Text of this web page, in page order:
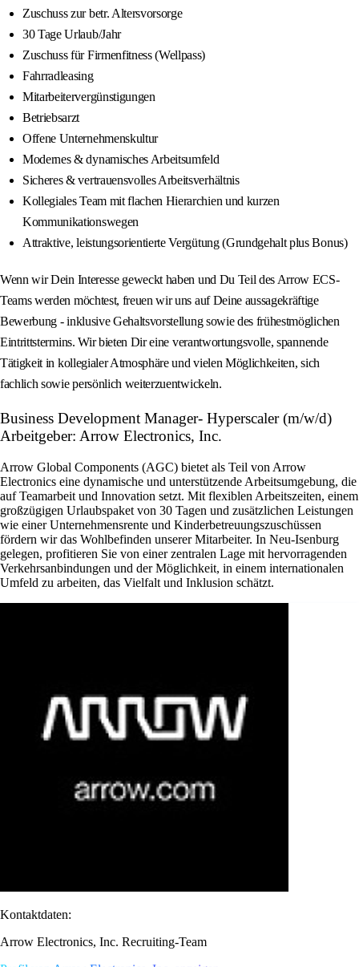
Zuschuss zur betr. Altersvorsorge
30 Tage Urlaub/Jahr
Zuschuss für Firmenfitness (Wellpass)
Fahrradleasing
Mitarbeitervergünstigungen
Betriebsarzt
Offene Unternehmenskultur
Modernes & dynamisches Arbeitsumfeld
Sicheres & vertrauensvolles Arbeitsverhältnis
Kollegiales Team mit flachen Hierarchien und kurzen
Kommunikationswegen
Attraktive, leistungsorientierte Vergütung (Grundgehalt plus Bonus)
Wenn wir Dein Interesse geweckt haben und Du Teil des Arrow ECS-
Teams werden möchtest, freuen wir uns auf Deine aussagekräftige
Bewerbung - inklusive Gehaltsvorstellung sowie des frühestmöglichen
Eintrittstermins. Wir bieten Dir eine verantwortungsvolle, spannende
Tätigkeit in kollegialer Atmosphäre und vielen Möglichkeiten, sich
fachlich sowie persönlich weiterzuentwickeln.
Business Development Manager- Hyperscaler (m/w/d)
Arbeitgeber: Arrow Electronics, Inc.
Arrow Global Components (AGC) bietet als Teil von Arrow
Electronics eine dynamische und unterstützende Arbeitsumgebung, die
auf Teamarbeit und Innovation setzt. Mit flexiblen Arbeitszeiten, einem
großzügigen Urlaubspaket von 30 Tagen und zusätzlichen Leistungen
wie einer Unternehmensrente und Kinderbetreuungszuschüssen
fördern wir das Wohlbefinden unserer Mitarbeiter. In Neu-Isenburg
gelegen, profitieren Sie von einer zentralen Lage mit hervorragenden
Verkehrsanbindungen und der Möglichkeit, in einem internationalen
Umfeld zu arbeiten, das Vielfalt und Inklusion schätzt.
Kontaktdaten:
Arrow Electronics, Inc. Recruiting-Team